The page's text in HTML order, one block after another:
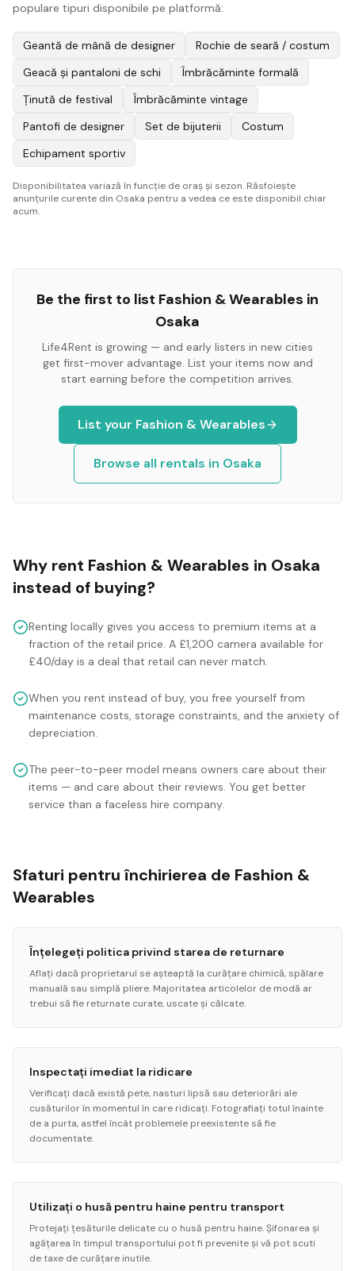
populare tipuri disponibile pe platformă:
Geantă de mână de designer
Rochie de seară / costum
Geacă și pantaloni de schi
Îmbrăcăminte formală
Ținută de festival
Îmbrăcăminte vintage
Pantofi de designer
Set de bijuterii
Costum
Echipament sportiv
Disponibilitatea variază în funcție de oraș și sezon. Răsfoiește
anunțurile curente din Osaka pentru a vedea ce este disponibil chiar
acum.
Be the first to list Fashion & Wearables in
Osaka
Life4Rent is growing — and early listers in new cities
get first-mover advantage. List your items now and
start earning before the competition arrives.
List your Fashion & Wearables
Browse all rentals in Osaka
Why rent Fashion & Wearables in Osaka
instead of buying?
Renting locally gives you access to premium items at a
fraction of the retail price. A £1,200 camera available for
£40/day is a deal that retail can never match.
When you rent instead of buy, you free yourself from
maintenance costs, storage constraints, and the anxiety of
depreciation.
The peer-to-peer model means owners care about their
items — and care about their reviews. You get better
service than a faceless hire company.
Sfaturi pentru închirierea de Fashion &
Wearables
Înțelegeți politica privind starea de returnare
Aflați dacă proprietarul se așteaptă la curățare chimică, spălare
manuală sau simplă pliere. Majoritatea articolelor de modă ar
trebui să fie returnate curate, uscate și călcate.
Inspectați imediat la ridicare
Verificați dacă există pete, nasturi lipsă sau deteriorări ale
cusăturilor în momentul în care ridicați. Fotografiați totul înainte
de a purta, astfel încât problemele preexistente să fie
documentate.
Utilizați o husă pentru haine pentru transport
Protejați țesăturile delicate cu o husă pentru haine. Șifonarea și
agățarea în timpul transportului pot fi prevenite și vă pot scuti
de taxe de curățare inutile.